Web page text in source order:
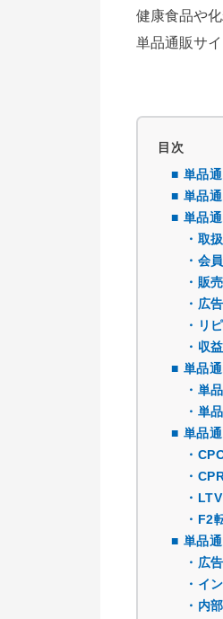
健康食品や
単品通販サ
目次
■ 単品
■ 単品
■ 単品
・取扱
・会
・販
・広告
・リ
・収
■ 単品
・単品
・単品
■ 単品
・
・
・LTV
・F2
■ 単品
・広
・イン
・内